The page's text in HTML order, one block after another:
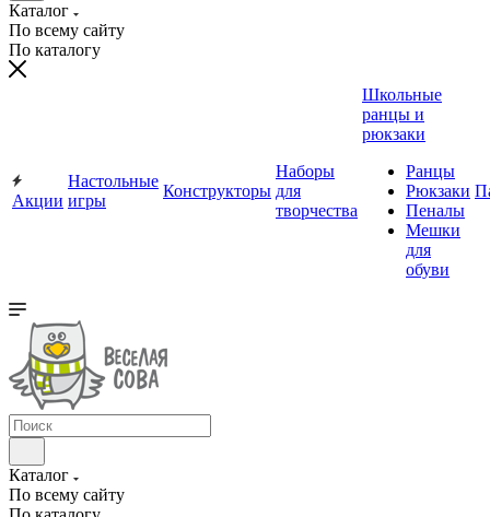
Каталог
По всему сайту
По каталогу
Акции
Настольные
игры
Конструкторы
Наборы
для
творчества
Школьные
ранцы и
рюкзаки
Ранцы
Рюкзаки
Пеналы
Мешки
для
обуви
Каталог
По всему сайту